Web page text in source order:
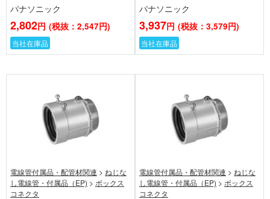
パナソニック
2,802円 (税抜：2,547円)
当社在庫品
パナソニック
3,937円 (税抜：3,579円)
当社在庫品
電線管付属品・配管材関連 > ねじな
し電線管・付属品（EP) > ボックス
コネクタ
電線管付属品・配管材関連 > ねじな
し電線管・付属品（EP) > ボックス
コネクタ